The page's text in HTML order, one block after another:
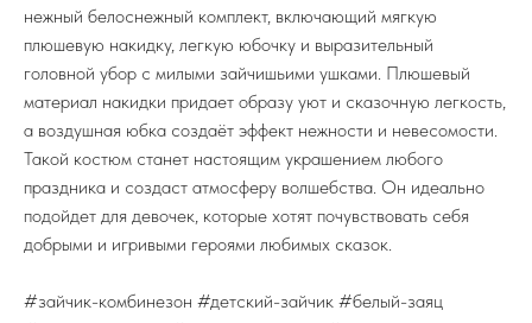
нежный белоснежный комплект, включающий мягкую
плюшевую накидку, легкую юбочку и выразительный
головной убор с милыми зайчишьими ушками. Плюшевый
материал накидки придает образу уют и сказочную легкость,
а воздушная юбка создаёт эффект нежности и невесомости.
Такой костюм станет настоящим украшением любого
праздника и создаст атмосферу волшебства. Он идеально
подойдет для девочек, которые хотят почувствовать себя
добрыми и игривыми героями любимых сказок.
#зайчик-комбинезон #детский-зайчик #белый-заяц